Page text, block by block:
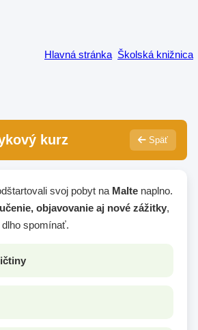
Hlavná stránka Školská knižnica
kurz Späť
svoj pobyt na Malte naplno.
učenie, objavovanie aj nové zážitky,
spomínať.